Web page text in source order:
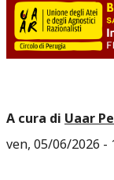
A cura di Uaar
ven, 05/06/2026 -